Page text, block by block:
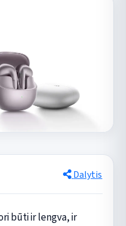
Dalytis
būti ir lengva, ir